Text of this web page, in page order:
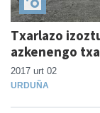
Txarlazo
azkenengo
2017 urt 02
URDUÑA